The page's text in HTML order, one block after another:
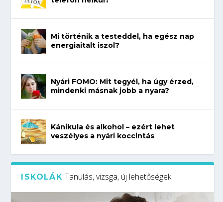
Mi történik a testeddel, ha egész nap
energiaitalt iszol?
Nyári FOMO: Mit tegyél, ha úgy érzed,
mindenki másnak jobb a nyara?
Kánikula és alkohol – ezért lehet
veszélyes a nyári koccintás
ISKOLÁK Tanulás, vizsga, új lehetőségek